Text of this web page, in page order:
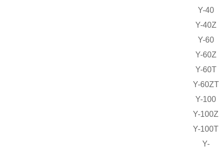
Y-40
Y-40Z
Y-60
Y-60Z
Y-60T
Y-60ZT
Y-100
Y-100Z
Y-100T
Y-